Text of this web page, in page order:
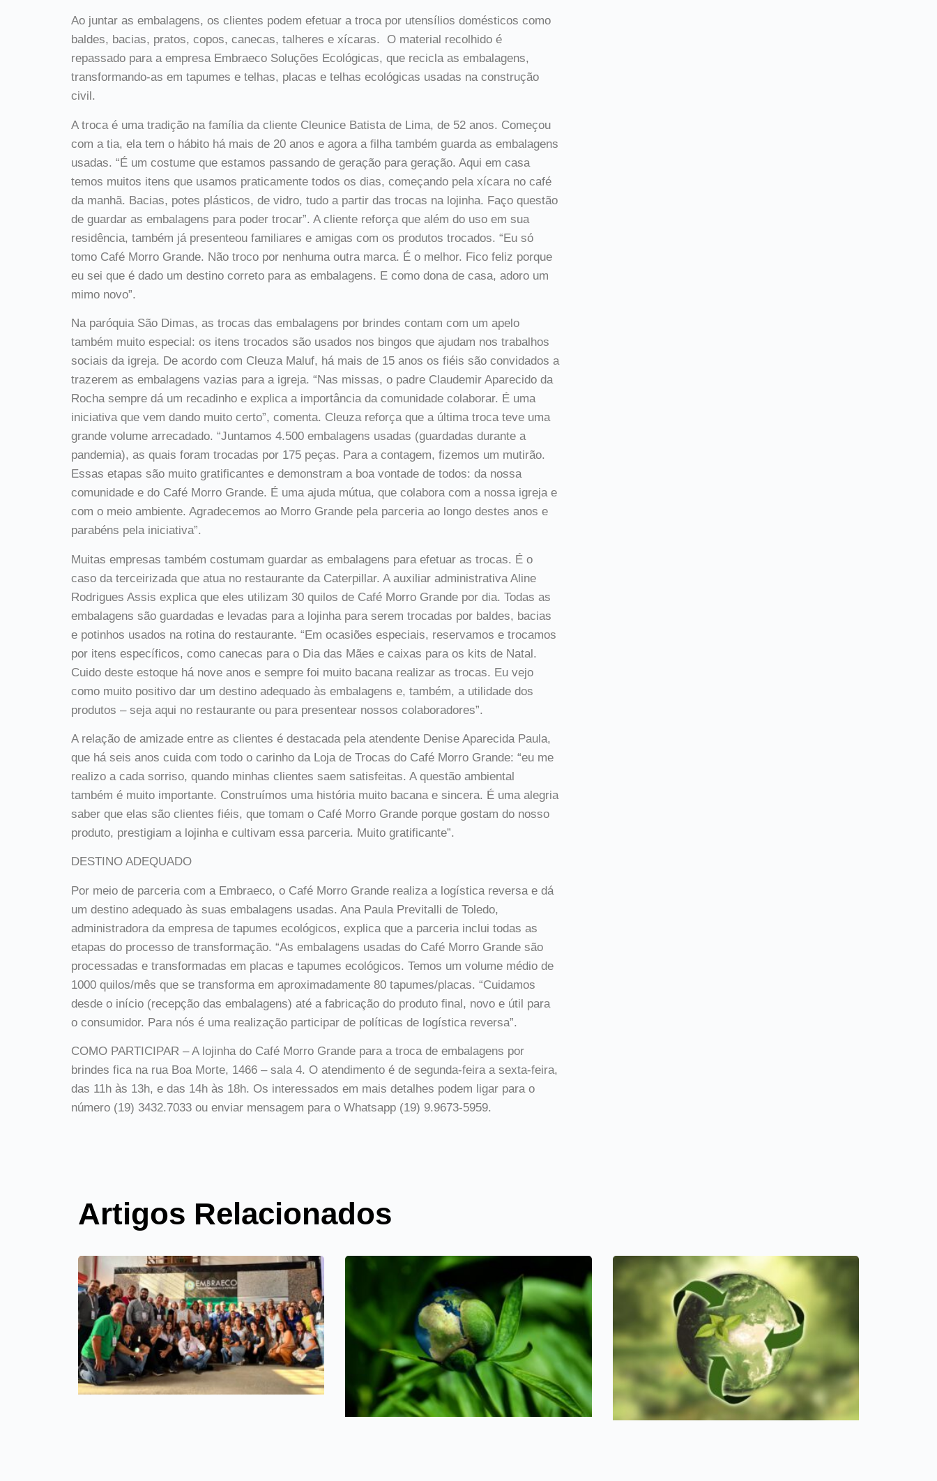
Ao juntar as embalagens, os clientes podem efetuar a troca por utensílios domésticos como
baldes, bacias, pratos, copos, canecas, talheres e xícaras. O material recolhido é
repassado para a empresa Embraeco Soluções Ecológicas, que recicla as embalagens,
transformando-as em tapumes e telhas, placas e telhas ecológicas usadas na construção
civil.
A troca é uma tradição na família da cliente Cleunice Batista de Lima, de 52 anos. Começou
com a tia, ela tem o hábito há mais de 20 anos e agora a filha também guarda as embalagens
usadas. “É um costume que estamos passando de geração para geração. Aqui em casa
temos muitos itens que usamos praticamente todos os dias, começando pela xícara no café
da manhã. Bacias, potes plásticos, de vidro, tudo a partir das trocas na lojinha. Faço questão
de guardar as embalagens para poder trocar”. A cliente reforça que além do uso em sua
residência, também já presenteou familiares e amigas com os produtos trocados. “Eu só
tomo Café Morro Grande. Não troco por nenhuma outra marca. É o melhor. Fico feliz porque
eu sei que é dado um destino correto para as embalagens. E como dona de casa, adoro um
mimo novo”.
Na paróquia São Dimas, as trocas das embalagens por brindes contam com um apelo
também muito especial: os itens trocados são usados nos bingos que ajudam nos trabalhos
sociais da igreja. De acordo com Cleuza Maluf, há mais de 15 anos os fiéis são convidados a
trazerem as embalagens vazias para a igreja. “Nas missas, o padre Claudemir Aparecido da
Rocha sempre dá um recadinho e explica a importância da comunidade colaborar. É uma
iniciativa que vem dando muito certo”, comenta. Cleuza reforça que a última troca teve uma
grande volume arrecadado. “Juntamos 4.500 embalagens usadas (guardadas durante a
pandemia), as quais foram trocadas por 175 peças. Para a contagem, fizemos um mutirão.
Essas etapas são muito gratificantes e demonstram a boa vontade de todos: da nossa
comunidade e do Café Morro Grande. É uma ajuda mútua, que colabora com a nossa igreja e
com o meio ambiente. Agradecemos ao Morro Grande pela parceria ao longo destes anos e
parabéns pela iniciativa”.
Muitas empresas também costumam guardar as embalagens para efetuar as trocas. É o
caso da terceirizada que atua no restaurante da Caterpillar. A auxiliar administrativa Aline
Rodrigues Assis explica que eles utilizam 30 quilos de Café Morro Grande por dia. Todas as
embalagens são guardadas e levadas para a lojinha para serem trocadas por baldes, bacias
e potinhos usados na rotina do restaurante. “Em ocasiões especiais, reservamos e trocamos
por itens específicos, como canecas para o Dia das Mães e caixas para os kits de Natal.
Cuido deste estoque há nove anos e sempre foi muito bacana realizar as trocas. Eu vejo
como muito positivo dar um destino adequado às embalagens e, também, a utilidade dos
produtos – seja aqui no restaurante ou para presentear nossos colaboradores”.
A relação de amizade entre as clientes é destacada pela atendente Denise Aparecida Paula,
que há seis anos cuida com todo o carinho da Loja de Trocas do Café Morro Grande: “eu me
realizo a cada sorriso, quando minhas clientes saem satisfeitas. A questão ambiental
também é muito importante. Construímos uma história muito bacana e sincera. É uma alegria
saber que elas são clientes fiéis, que tomam o Café Morro Grande porque gostam do nosso
produto, prestigiam a lojinha e cultivam essa parceria. Muito gratificante”.
DESTINO ADEQUADO
Por meio de parceria com a Embraeco, o Café Morro Grande realiza a logística reversa e dá
um destino adequado às suas embalagens usadas. Ana Paula Previtalli de Toledo,
administradora da empresa de tapumes ecológicos, explica que a parceria inclui todas as
etapas do processo de transformação. “As embalagens usadas do Café Morro Grande são
processadas e transformadas em placas e tapumes ecológicos. Temos um volume médio de
1000 quilos/mês que se transforma em aproximadamente 80 tapumes/placas. “Cuidamos
desde o início (recepção das embalagens) até a fabricação do produto final, novo e útil para
o consumidor. Para nós é uma realização participar de políticas de logística reversa”.
COMO PARTICIPAR – A lojinha do Café Morro Grande para a troca de embalagens por
brindes fica na rua Boa Morte, 1466 – sala 4. O atendimento é de segunda-feira a sexta-feira,
das 11h às 13h, e das 14h às 18h. Os interessados em mais detalhes podem ligar para o
número (19) 3432.7033 ou enviar mensagem para o Whatsapp (19) 9.9673-5959.
Artigos Relacionados